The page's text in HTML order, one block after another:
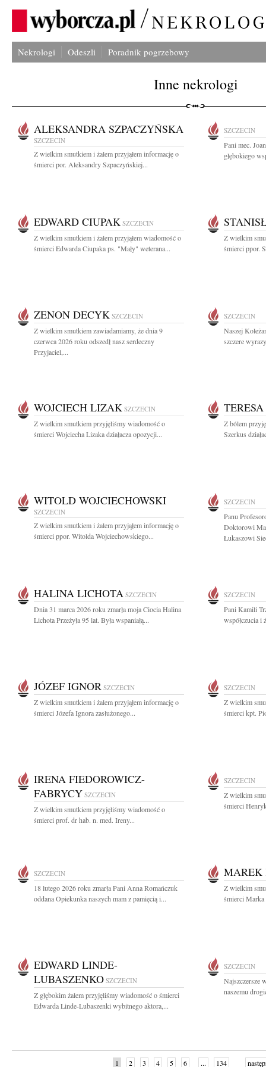
Nekrologi Odeszli Poradnik pogrzebowy
Inne nekrologi
ALEKSANDRA SZPACZYŃSKA
SZCZECIN
Z wielkim smutkiem i żalem przyjąłem informację o
śmierci por. Aleksandry Szpaczyńskiej...
SZCZECIN
Pani mec.
głębokiego
EDWARD CIUPAK SZCZECIN
Z wielkim smutkiem i żalem przyjąłem wiadomość o
śmierci Edwarda Ciupaka ps. "Mały" weterana...
Z wielkim
śmierci ppor.
ZENON DECYK SZCZECIN
Z wielkim smutkiem zawiadamiamy, że dnia 9
czerwca 2026 roku odszedł nasz serdeczny
Przyjaciel,...
SZCZECIN
Naszej
szczere
WOJCIECH LIZAK SZCZECIN
Z wielkim smutkiem przyjęliśmy wiadomość o
śmierci Wojciecha Lizaka działacza opozycji...
Z bólem
Szerkus
WITOLD WOJCIECHOWSKI
SZCZECIN
Z wielkim smutkiem i żalem przyjąłem informację o
śmierci ppor. Witolda Wojciechowskiego...
SZCZECIN
Panu
Doktorowi
Łukaszowi
HALINA LICHOTA SZCZECIN
Dnia 31 marca 2026 roku zmarła moja Ciocia Halina
Lichota Przeżyła 95 lat. Była wspaniałą...
SZCZECIN
Pani Kamili
współczucia i
JÓZEF IGNOR SZCZECIN
Z wielkim smutkiem i żalem przyjąłem informację o
śmierci Józefa Ignora zasłużonego...
SZCZECIN
Z wielkim
śmierci kpt.
IRENA FIEDOROWICZ-
FABRYCY SZCZECIN
Z wielkim smutkiem przyjęliśmy wiadomość o
śmierci prof. dr hab. n. med. Ireny...
SZCZECIN
Z wielkim
śmierci
SZCZECIN
18 lutego 2026 roku zmarła Pani Anna Romańczuk
oddana Opiekunka naszych mam z pamięcią i...
Z wielkim
śmierci Marka
EDWARD LINDE-
LUBASZENKO SZCZECIN
Z głębokim żalem przyjęliśmy wiadomość o śmierci
Edwarda Linde-Lubaszenki wybitnego aktora,...
SZCZECIN
Najszczersze
naszemu
1 2 3 4 5 6 ... 134